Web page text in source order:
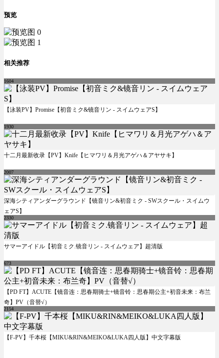
预览
相关推荐
1604
【泳装PV】Promise【初音ミク&镜音リン - スイムウェアS】
1930
十二月最新收录【PV】Knife【ヒマワリ＆月光アゲハ＆アヤサキ】
2007
深海シティアンダーグラウンド【镜音リン&初音ミク - SWスクール・スイムウ
ェアS】
2330
サマーアイドル【初音ミク.镜音リン - スイムウェア】超清版
673
【PD FT】ACUTE【镜音连：思春期骑士+镜音铃：思春期公主+初音未来：布兰
奇】PV（音替√）
2154
【F-PV】千本桜【MIKU&RIN&MEIKO&LUKA四人版】中文字幕版